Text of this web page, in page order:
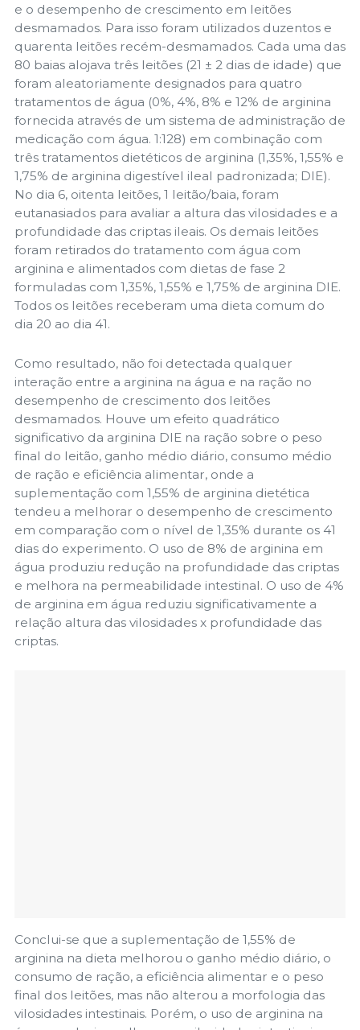
e o desempenho de crescimento em leitões
desmamados. Para isso foram utilizados duzentos e
quarenta leitões recém-desmamados. Cada uma das
80 baias alojava três leitões (21 ± 2 dias de idade) que
foram aleatoriamente designados para quatro
tratamentos de água (0%, 4%, 8% e 12% de arginina
fornecida através de um sistema de administração de
medicação com água. 1:128) em combinação com
três tratamentos dietéticos de arginina (1,35%, 1,55% e
1,75% de arginina digestível ileal padronizada; DIE).
No dia 6, oitenta leitões, 1 leitão/baia, foram
eutanasiados para avaliar a altura das vilosidades e a
profundidade das criptas ileais. Os demais leitões
foram retirados do tratamento com água com
arginina e alimentados com dietas de fase 2
formuladas com 1,35%, 1,55% e 1,75% de arginina DIE.
Todos os leitões receberam uma dieta comum do
dia 20 ao dia 41.
Como resultado, não foi detectada qualquer
interação entre a arginina na água e na ração no
desempenho de crescimento dos leitões
desmamados. Houve um efeito quadrático
significativo da arginina DIE na ração sobre o peso
final do leitão, ganho médio diário, consumo médio
de ração e eficiência alimentar, onde a
suplementação com 1,55% de arginina dietética
tendeu a melhorar o desempenho de crescimento
em comparação com o nível de 1,35% durante os 41
dias do experimento. O uso de 8% de arginina em
água produziu redução na profundidade das criptas
e melhora na permeabilidade intestinal. O uso de 4%
de arginina em água reduziu significativamente a
relação altura das vilosidades x profundidade das
criptas.
Conclui-se que a suplementação de 1,55% de
arginina na dieta melhorou o ganho médio diário, o
consumo de ração, a eficiência alimentar e o peso
final dos leitões, mas não alterou a morfologia das
vilosidades intestinais. Porém, o uso de arginina na